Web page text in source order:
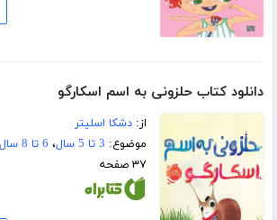
دانلود کتاب حلزونی به اسم اسکارگو
از:دشکا اسلیتر
موضوع: 3 تا 5 سال ، 6 تا 8 سال
۳۷ صفحه